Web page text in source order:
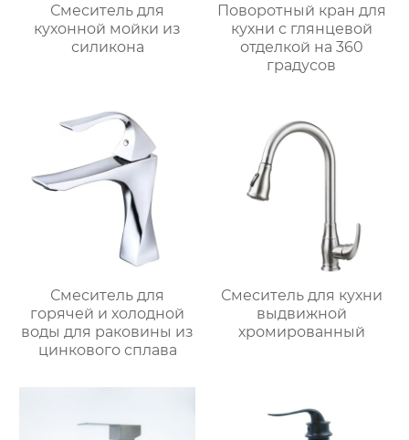
Смеситель для
кухонной мойки из
силикона
Поворотный кран для
кухни с глянцевой
отделкой на 360
градусов
Смеситель для
горячей и холодной
воды для раковины из
цинкового сплава
Смеситель для кухни
выдвижной
хромированный